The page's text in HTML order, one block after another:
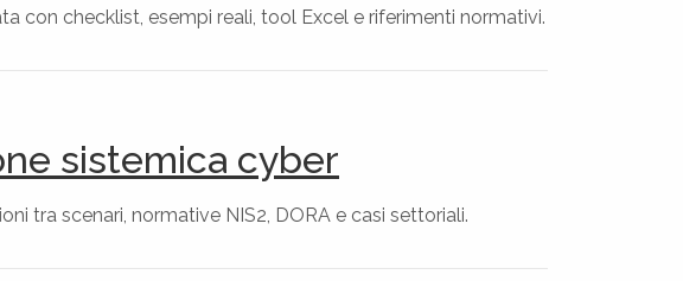
con checklist, esempi reali, tool Excel e riferimenti normativi.
sistemica cyber
tra scenari, normative NIS2, DORA e casi settoriali.